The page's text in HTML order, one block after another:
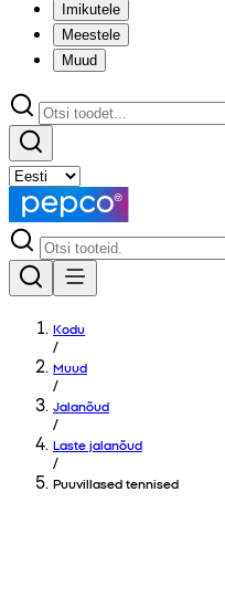
Imikutele
Meestele
Muud
Kodu
/
Muud
/
Jalanõud
/
Laste jalanõud
/
Puuvillased tennised